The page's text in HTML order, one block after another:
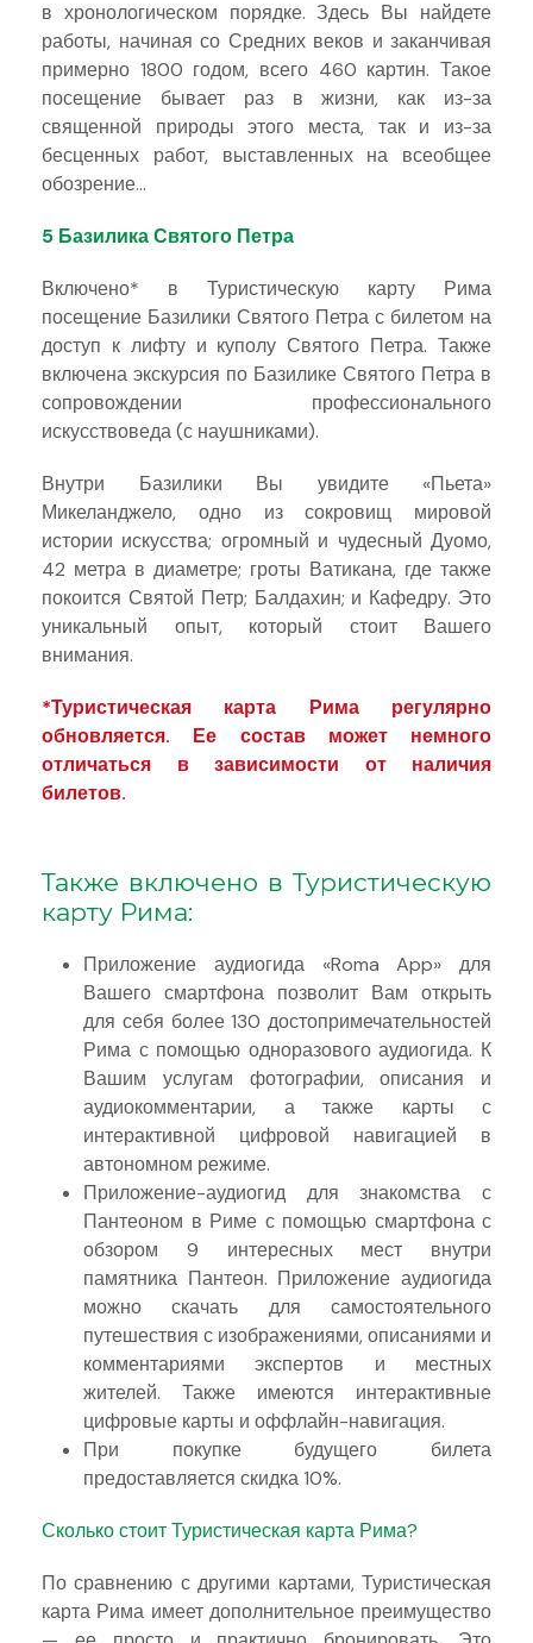
в хронологическом порядке. Здесь Вы найдете
работы, начиная со Средних веков и заканчивая
примерно 1800 годом, всего 460 картин. Такое
посещение бывает раз в жизни, как из-за
священной природы этого места, так и из-за
бесценных работ, выставленных на всеобщее
обозрение…
5 Базилика Святого Петра
Включено* в Туристическую карту Рима
посещение Базилики Святого Петра с билетом на
доступ к лифту и куполу Святого Петра. Также
включена экскурсия по Базилике Святого Петра в
сопровождении профессионального
искусствоведа (с наушниками).
Внутри Базилики Вы увидите «Пьета»
Микеланджело, одно из сокровищ мировой
истории искусства; огромный и чудесный Дуомо,
42 метра в диаметре; гроты Ватикана, где также
покоится Святой Петр; Балдахин; и Кафедру. Это
уникальный опыт, который стоит Вашего
внимания.
*Туристическая карта Рима регулярно
обновляется. Ее состав может немного
отличаться в зависимости от наличия
билетов.
Также включено в Туристическую
карту Рима:
Приложение аудиогида «Roma App» для
Вашего смартфона позволит Вам открыть
для себя более 130 достопримечательностей
Рима с помощью одноразового аудиогида. К
Вашим услугам фотографии, описания и
аудиокомментарии, а также карты с
интерактивной цифровой навигацией в
автономном режиме.
Приложение-аудиогид для знакомства с
Пантеоном в Риме с помощью смартфона с
обзором 9 интересных мест внутри
памятника Пантеон. Приложение аудиогида
можно скачать для самостоятельного
путешествия с изображениями, описаниями и
комментариями экспертов и местных
жителей. Также имеются интерактивные
цифровые карты и оффлайн-навигация.
При покупке будущего билета
предоставляется скидка 10%.
Сколько стоит Туристическая карта Рима?
По сравнению с другими картами, Туристическая
карта Рима имеет дополнительное преимущество